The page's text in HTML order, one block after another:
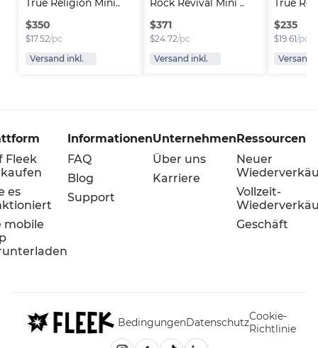
True Religion Mini..
$350
$17.52/pc
Versand inkl.
Rock Revival Mini ..
$371
$24.72/pc
Versand inkl.
True
$235
$19.61/pc
Versand
Fleek
es
mobile
Informationen
FAQ
Blog
Support
Unternehmen
Über uns
Karriere
Ressourcen
Neuer
Vollzeit-
Geschäft
BedingungenDatenschutzCookie-
Richtlinie